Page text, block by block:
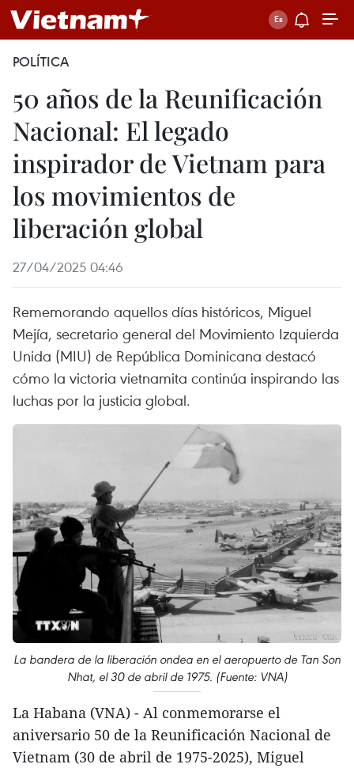
POLÍTICA
50 años de la Reunificación
Nacional: El legado
inspirador de Vietnam para
los movimientos de
liberación global
27/04/2025 04:46
Rememorando aquellos días históricos, Miguel
Mejía, secretario general del Movimiento Izquierda
Unida (MIU) de República Dominicana destacó
cómo la victoria vietnamita continúa inspirando las
luchas por la justicia global.
La bandera de la liberación ondea en el aeropuerto de Tan Son
Nhat, el 30 de abril de 1975. (Fuente: VNA)
La Habana (VNA) - Al conmemorarse el
aniversario 50 de la Reunificación Nacional de
Vietnam (30 de abril de 1975-2025), Miguel